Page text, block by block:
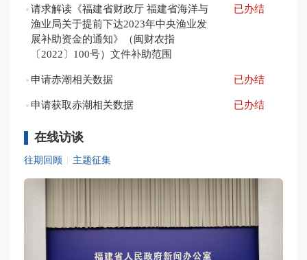
请求解读《福建省财政厅 福建省海洋与
渔业局关于提前下达2023年中央渔业发
展补助资金的通知》（闽财农指
〔2022〕100号）文件补助范围
已办结
申请赤潮相关数据 已办结
申请获取赤潮相关数据 已办结
在线访谈
往期回顾 | 主题征集